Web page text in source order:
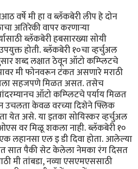
वर्षे मी हा व ब्लॅकबेरी लीप हे दोन
अतिरेकी वापर करणार्‍या
ब्लॅकबेरी हबसारख्या सोयी
होती. ब्लॅकबेरी १०चा व्हर्चुअल
शब्द लक्षात ठेवून ऑटो कम्प्लिटचे
मी फोनवरून टंकत असणारे मराठी
मला सहजपणे मिळत असत. तसेच
ऑटो कम्प्लिटचे पर्याय मिळत
उचलता केवळ वरच्या दिशेने फ्लिक
येत असे. या इतका सोयिस्कर व्हर्चुअल
वर मिळू शकला नाही. ब्लॅकबेरी १०
लहानसा एल इ डी दिवा होता. आलेल्या
सात पैकी सेट केलेला नेमका रंग दिसत
मी तांबडा, नव्या एसएमएससाठी